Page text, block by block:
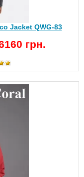
Jacket QWG-83
грн.